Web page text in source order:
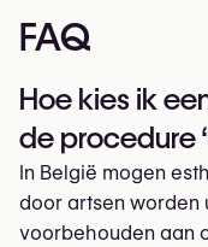
FAQ
Hoe kies ik
de procedure
In België mogen
door artsen worden
voorbehouden aan